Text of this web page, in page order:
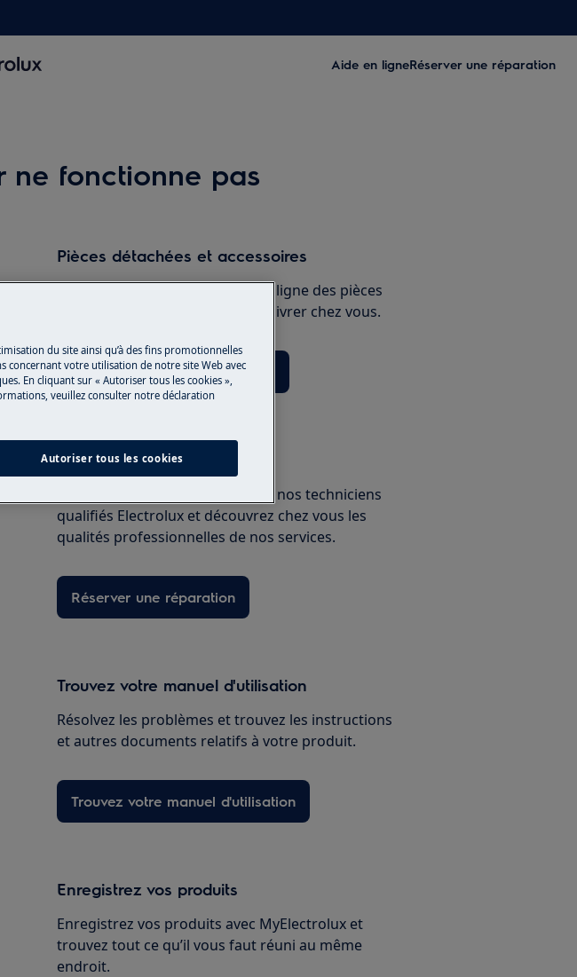
Aide en ligneRéserver une réparation
ne fonctionne pas
Pièces détachées et accessoires
Trouvez dans notre boutique en ligne des pièces
détachées d’origine et faites-les livrer chez vous.
Acheter des pièces détachées
Réparation par un expert
Fixez un rendez-vous avec un de nos techniciens
qualifiés Electrolux et découvrez chez vous les
qualités professionnelles de nos services.
Réserver une réparation
Trouvez votre manuel d'utilisation
Résolvez les problèmes et trouvez les instructions
et autres documents relatifs à votre produit.
Trouvez votre manuel d'utilisation
Enregistrez vos produits
Enregistrez vos produits avec MyElectrolux et
trouvez tout ce qu’il vous faut réuni au même
endroit.
du site ainsi qu’à des fins promotionnelles
votre utilisation de notre site Web avec
En cliquant sur « Autoriser tous les cookies »,
veuillez consulter notre déclaration
Autoriser tous les cookies